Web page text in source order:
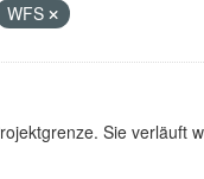
WFS
Sie verläuft